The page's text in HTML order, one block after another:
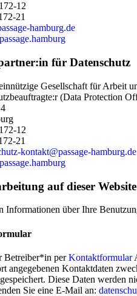
12
21
hamburg.de
für Datenschutz
Gesellschaft für Arbeit
(Data Protection
12
21
kontakt@passage-hamburg.de
auf dieser Website
Informationen über Ihre
Betreiber*in perKontaktformular
angegebenen Kontaktdaten
Diese Daten werden
Sie eine E-Mail an: